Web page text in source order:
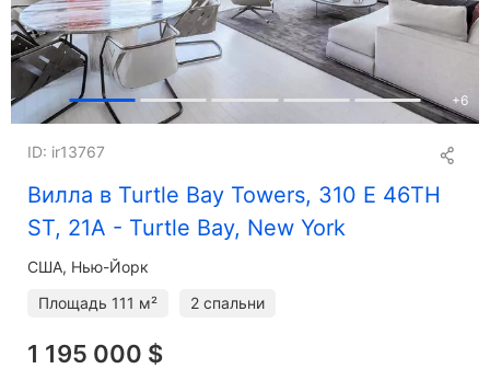
+6
Вилла в Turtle Bay Towers, 310 E 46TH
ST, 21A - Turtle Bay, New York
ID: ir13767
США, Нью-Йорк
Площадь 111 м² 2 спальни
1 195 000 $